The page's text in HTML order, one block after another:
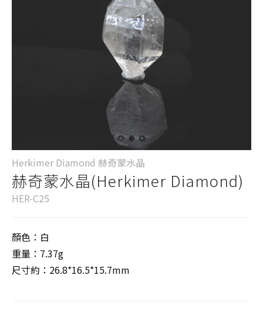
Herkimer Diamond 赫奇蒙水晶
赫奇蒙水晶(Herkimer Diamond)
HER-C25
顏色：白
重量：7.37g
尺寸約：26.8*16.5*15.7mm